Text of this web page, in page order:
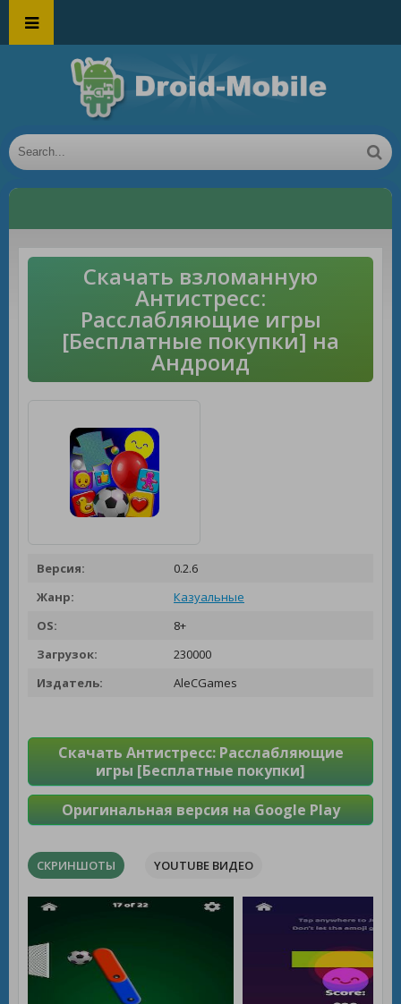
Скачать взломанную
Антистресс:
Расслабляющие игры
[Бесплатные покупки] на
Андроид
Версия:
0.2.6
Жанр:
Казуальные
OS:
8+
Загрузок:
230000
Издатель:
AleCGames
Скачать Антистресс: Расслабляющие
игры [Бесплатные покупки]
Оригинальная версия на Google Play
СКРИНШОТЫ YOUTUBE ВИДЕО